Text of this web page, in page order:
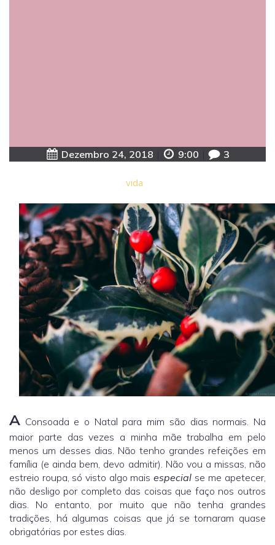
Dezembro 24, 2018 9:00 3
vida
A Consoada e o Natal para mim são dias normais. Na
maior parte das vezes a minha mãe trabalha em pelo
menos um desses dias. Não tenho grandes refeições em
família (e ainda bem, devo admitir). Não vou a missas, não
estreio roupa, só visto algo mais especial se me apetecer,
não desligo por completo das coisas que faço nos outros
dias. No entanto, por muito que não tenha grandes
tradições, há algumas coisas que já se tornaram quase
obrigatórias por estes dias.